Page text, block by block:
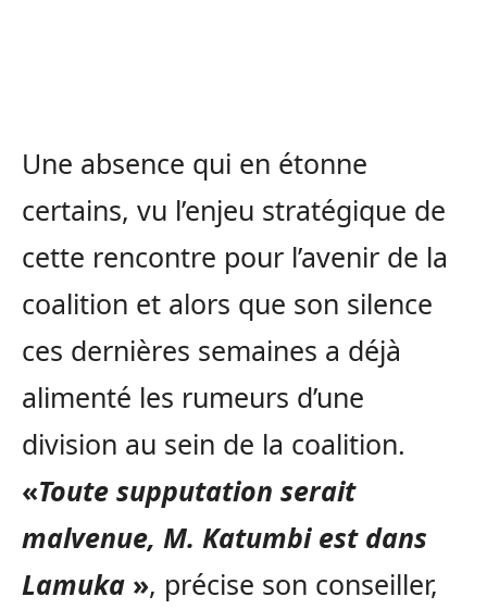
Une absence qui en étonne
certains, vu l’enjeu stratégique de
cette rencontre pour l’avenir de la
coalition et alors que son silence
ces dernières semaines a déjà
alimenté les rumeurs d’une
division au sein de la coalition.
«Toute supputation serait
malvenue, M. Katumbi est dans
Lamuka », précise son conseiller,